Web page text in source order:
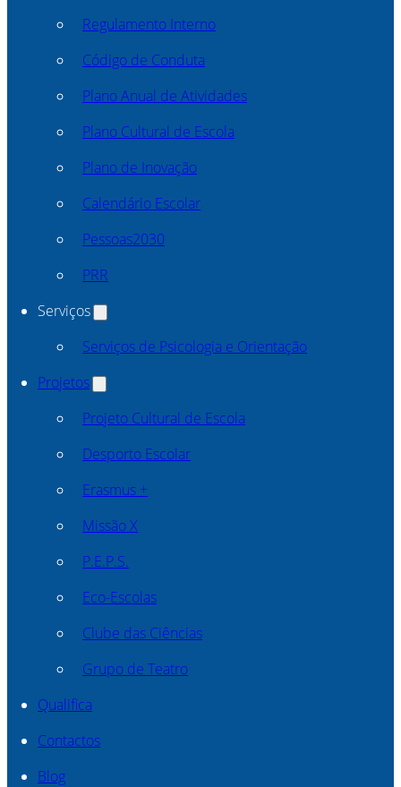
Regulamento Interno
Código de Conduta
Plano Anual de Atividades
Plano Cultural de Escola
Plano de Inovação
Calendário Escolar
Pessoas2030
PRR
Serviços
Serviços de Psicologia e Orientação
Projetos
Projeto Cultural de Escola
Desporto Escolar
Erasmus +
Missão X
P.E.P.S.
Eco-Escolas
Clube das Ciências
Grupo de Teatro
Qualifica
Contactos
Blog